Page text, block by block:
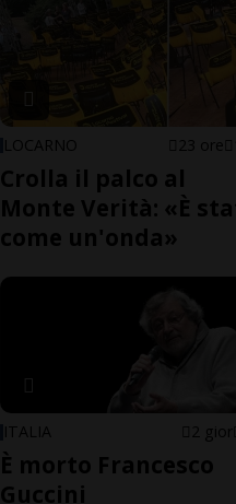
LOCARNO 23 ore
Crolla il palco al
Monte Verità: «È
come un'onda»
ITALIA 2 gior
È morto Francesco
Guccini